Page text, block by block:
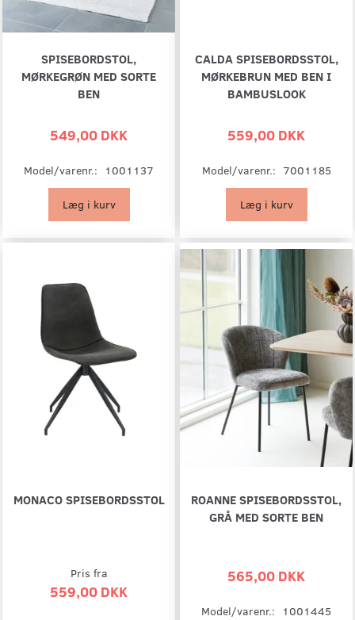
SPISEBORDSTOL,
MØRKEGRØN MED SORTE
BEN
549,00 DKK
Model/varenr.: 1001137
Læg i kurv
CALDA SPISEBORDSSTOL,
MØRKEBRUN MED BEN I
BAMBUSLOOK
559,00 DKK
Model/varenr.: 7001185
Læg i kurv
MONACO SPISEBORDSSTOL
Pris fra
559,00 DKK
ROANNE SPISEBORDSSTOL,
GRÅ MED SORTE BEN
565,00 DKK
Model/varenr.: 1001445